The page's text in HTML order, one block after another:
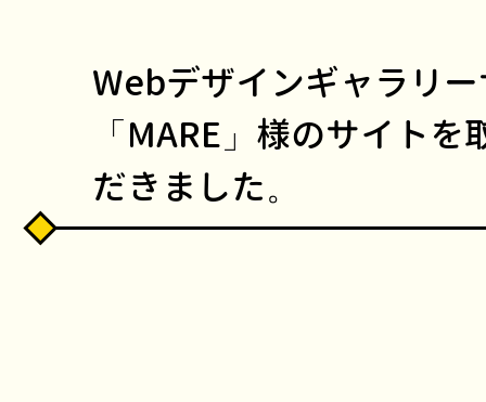
Webデザインギャラリ
「MARE」様のサイト
だきました。